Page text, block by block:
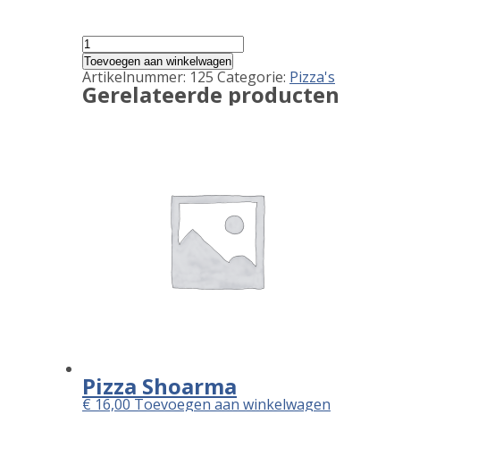
Americana
aantal
Toevoegen aan winkelwagen
Artikelnummer: 125 Categorie: Pizza's
Gerelateerde producten
Pizza Shoarma
€16,00Toevoegen aan winkelwagen